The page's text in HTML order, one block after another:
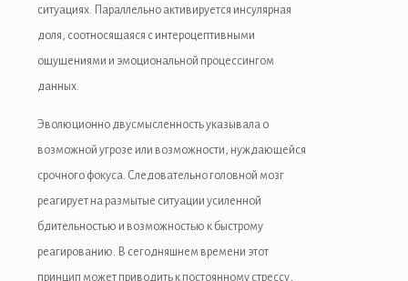
ситуациях. Параллельно активируется инсулярная
доля, соотносящаяся с интероцептивными
ощущениями и эмоциональной процессингом
данных.
Эволюционно двусмысленность указывала о
возможной угрозе или возможности, нуждающейся
срочного фокуса. Следовательно головной мозг
реагирует на размытые ситуации усиленной
бдительностью и возможностью к быстрому
реагированию. В сегодняшнем времени этот
принцип может приводить к постоянному стрессу,